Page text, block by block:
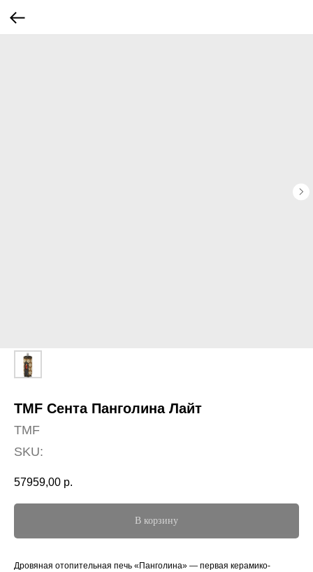
TMF Сента Панголина Лайт
TMF
SKU:
57959,00 р.
В корзину
Дровяная отопительная печь «Панголина» — первая керамико-